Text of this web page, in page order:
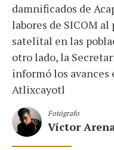
damnificados de
labores de SICOM
satelital en las
otro lado, la
informó los avances
Atlixcayotl
Fotógrafo
Víctor